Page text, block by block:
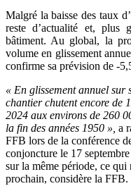
Malgré la baisse des taux
reste d’actualité et, plus
bâtiment. Au global, la
volume en glissement
confirme sa prévision de -
« En glissement annuel sur
chantier chutent encore de
2024 aux environs de 260
la fin des années 1950 », a
FFB lors de la conférence
conjoncture le 17
sur la même période, ce qui
prochain, considère la FFB.